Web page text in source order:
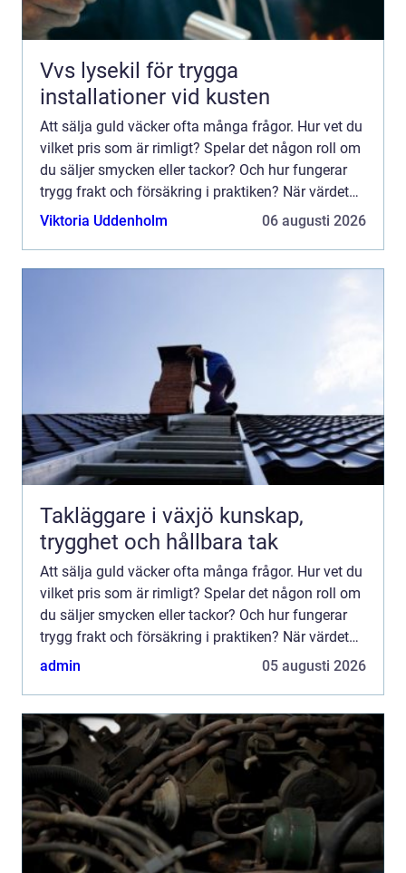
Vvs lysekil för trygga
installationer vid kusten
Att sälja guld väcker ofta många frågor. Hur vet du
vilket pris som är rimligt? Spelar det någon roll om
du säljer smycken eller tackor? Och hur fungerar
trygg frakt och försäkring i praktiken? När värdet
på ädelmetaller rör sig snabbt blir kunskap e...
Viktoria Uddenholm 06 augusti 2026
Takläggare i växjö kunskap,
trygghet och hållbara tak
Att sälja guld väcker ofta många frågor. Hur vet du
vilket pris som är rimligt? Spelar det någon roll om
du säljer smycken eller tackor? Och hur fungerar
trygg frakt och försäkring i praktiken? När värdet
på ädelmetaller rör sig snabbt blir kunskap e...
admin 05 augusti 2026